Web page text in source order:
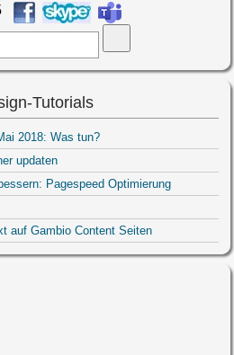
Tutorials
2018: Was tun?
updaten
Pagespeed Optimierung
auf Gambio Content Seiten